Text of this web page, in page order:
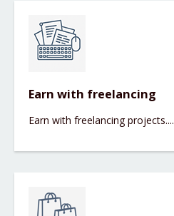
Earn with freelancing
Earn with freelancing projects....